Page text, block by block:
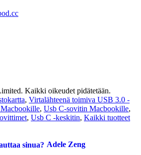
Kaikki oikeudet pidätetään.
, Virtalähteenä toimiva USB 3.0 -
, Usb C-sovitin Macbookille,
, Usb C -keskitin, Kaikki tuotteet
Adele Zeng